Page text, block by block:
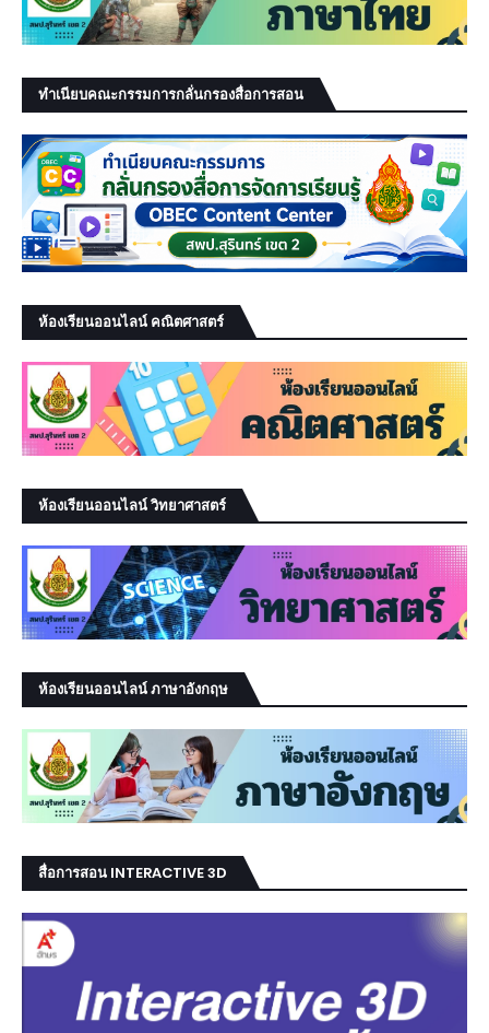
ทำเนียบคณะกรรมการกลั่นกรองสื่อการสอน
ห้องเรียนออนไลน์ คณิตศาสตร์
ห้องเรียนออนไลน์ วิทยาศาสตร์
ห้องเรียนออนไลน์ ภาษาอังกฤษ
สื่อการสอน INTERACTIVE 3D